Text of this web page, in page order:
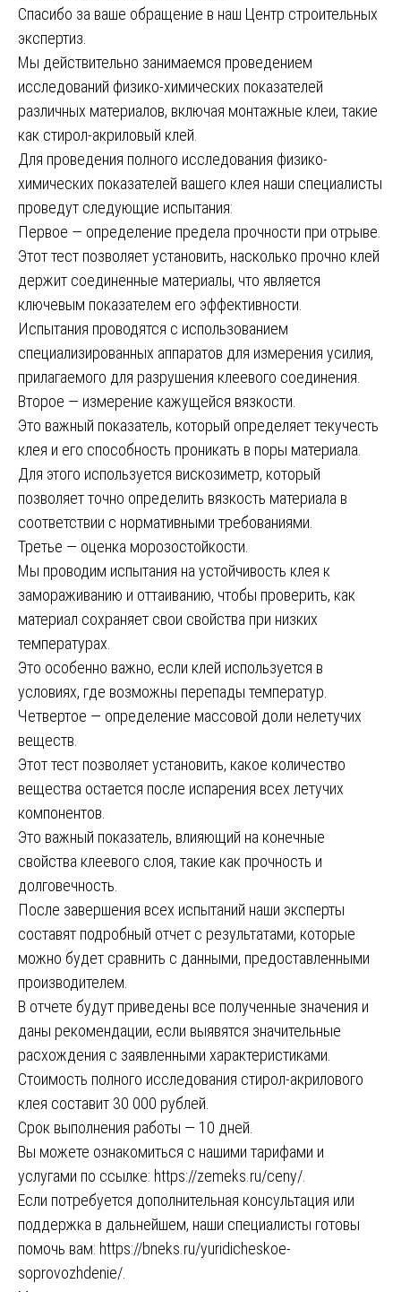
Спасибо за ваше обращение в наш Центр строительных
экспертиз.
Мы действительно занимаемся проведением
исследований физико-химических показателей
различных материалов, включая монтажные клеи, такие
как стирол-акриловый клей.
Для проведения полного исследования физико-
химических показателей вашего клея наши специалисты
проведут следующие испытания:
Первое — определение предела прочности при отрыве.
Этот тест позволяет установить, насколько прочно клей
держит соединенные материалы, что является
ключевым показателем его эффективности.
Испытания проводятся с использованием
специализированных аппаратов для измерения усилия,
прилагаемого для разрушения клеевого соединения.
Второе — измерение кажущейся вязкости.
Это важный показатель, который определяет текучесть
клея и его способность проникать в поры материала.
Для этого используется вискозиметр, который
позволяет точно определить вязкость материала в
соответствии с нормативными требованиями.
Третье — оценка морозостойкости.
Мы проводим испытания на устойчивость клея к
замораживанию и оттаиванию, чтобы проверить, как
материал сохраняет свои свойства при низких
температурах.
Это особенно важно, если клей используется в
условиях, где возможны перепады температур.
Четвертое — определение массовой доли нелетучих
веществ.
Этот тест позволяет установить, какое количество
вещества остается после испарения всех летучих
компонентов.
Это важный показатель, влияющий на конечные
свойства клеевого слоя, такие как прочность и
долговечность.
После завершения всех испытаний наши эксперты
составят подробный отчет с результатами, которые
можно будет сравнить с данными, предоставленными
производителем.
В отчете будут приведены все полученные значения и
даны рекомендации, если выявятся значительные
расхождения с заявленными характеристиками.
Стоимость полного исследования стирол-акрилового
клея составит 30 000 рублей.
Срок выполнения работы — 10 дней.
Вы можете ознакомиться с нашими тарифами и
услугами по ссылке: https://zemeks.ru/ceny/
Если потребуется дополнительная консультация или
поддержка в дальнейшем, наши специалисты готовы
помочь вам: https://bneks.ru/yuridicheskoe-
soprovozhdenie/